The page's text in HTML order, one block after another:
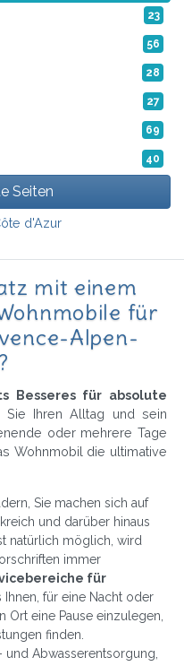
23
56
28
27
69
40
Seiten
d'Azur
mit einem
für
Alpen-
Besseres für absolute
Sie Ihren Alltag und sein
oder mehrere Tage
Wohnmobil die ultimative
Sie machen sich auf
und darüber hinaus
natürlich möglich, wird
immer
für
für eine Nacht oder
Ort eine Pause einzulegen,
finden.
und Abwasserentsorgung,